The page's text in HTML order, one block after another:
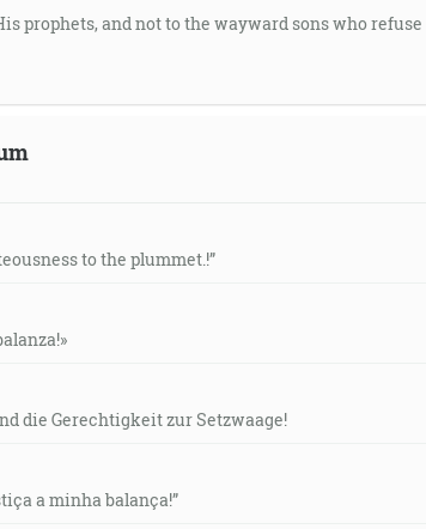
prophets, and not to the wayward sons who refuse
to the plummet.!”
die Gerechtigkeit zur Setzwaage!
a minha balança!”